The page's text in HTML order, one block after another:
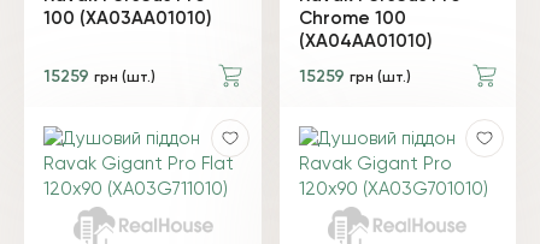
100 (XA03AA01010)
15259 грн (шт.)
Chrome 100
(XA04AA01010)
15259 грн (шт.)